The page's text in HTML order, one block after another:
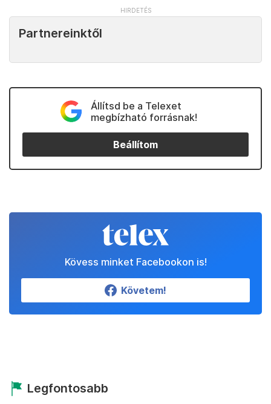
Partnereinktől
Állítsd be a Telexet
megbízható forrásnak!
Beállítom
Kövess minket Facebookon is!
Követem!
Legfontosabb